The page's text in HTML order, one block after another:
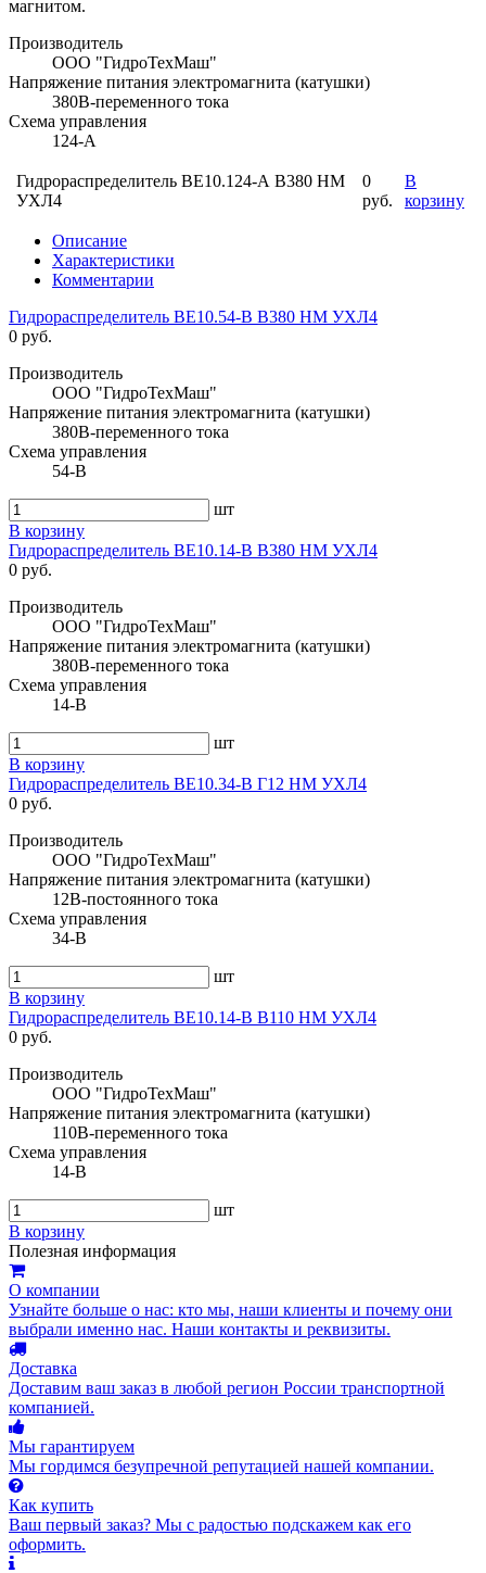
магнитом.
Производитель
ООО "ГидроТехМаш"
Напряжение питания электромагнита (катушки)
380В-переменного тока
Схема управления
124-А
Гидрораспределитель ВЕ10.124-А В380 НМ
УХЛ4
0
руб.
В
корзину
Описание
Характеристики
Комментарии
Гидрораспределитель ВЕ10.54-В В380 НМ УХЛ4
0 руб.
Производитель
ООО "ГидроТехМаш"
Напряжение питания электромагнита (катушки)
380В-переменного тока
Схема управления
54-В
шт
В корзину
Гидрораспределитель ВЕ10.14-В В380 НМ УХЛ4
0 руб.
Производитель
ООО "ГидроТехМаш"
Напряжение питания электромагнита (катушки)
380В-переменного тока
Схема управления
14-В
шт
В корзину
Гидрораспределитель ВЕ10.34-В Г12 НМ УХЛ4
0 руб.
Производитель
ООО "ГидроТехМаш"
Напряжение питания электромагнита (катушки)
12В-постоянного тока
Схема управления
34-В
шт
В корзину
Гидрораспределитель ВЕ10.14-В В110 НМ УХЛ4
0 руб.
Производитель
ООО "ГидроТехМаш"
Напряжение питания электромагнита (катушки)
110В-переменного тока
Схема управления
14-В
шт
В корзину
Полезная информация
О компании
Узнайте больше о нас: кто мы, наши клиенты и почему они
выбрали именно нас. Наши контакты и реквизиты.
Доставка
Доставим ваш заказ в любой регион России транспортной
компанией.
Мы гарантируем
Мы гордимся безупречной репутацией нашей компании.
Как купить
Ваш первый заказ? Мы с радостью подскажем как его
оформить.